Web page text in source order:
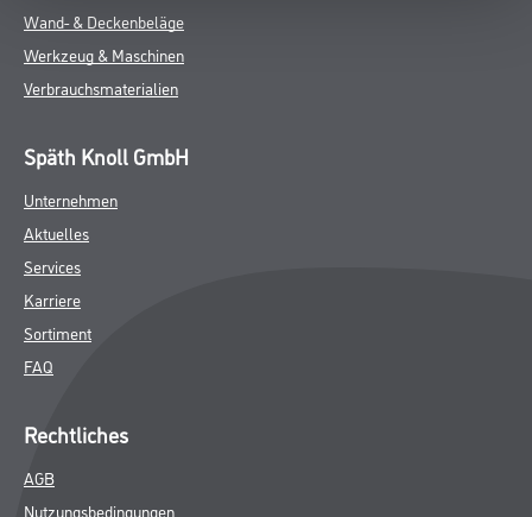
Wand- & Deckenbeläge
Werkzeug & Maschinen
Verbrauchsmaterialien
Späth Knoll GmbH
Unternehmen
Aktuelles
Services
Karriere
Sortiment
FAQ
Rechtliches
AGB
Nutzungsbedingungen